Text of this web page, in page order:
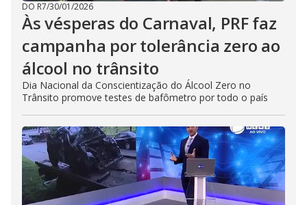
DO R7/30/01/2026
Às vésperas do Carnaval, PRF faz
campanha por tolerância zero ao
álcool no trânsito
Dia Nacional da Conscientização do Álcool Zero no
Trânsito promove testes de bafômetro por todo o país